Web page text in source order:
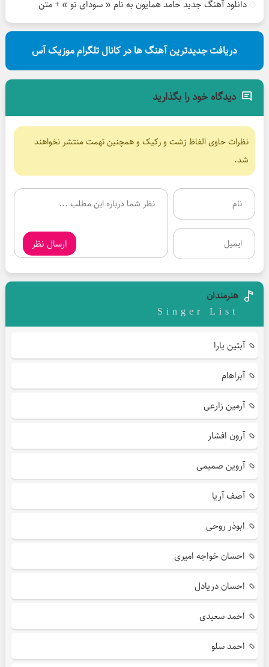
دانلود آهنگ جدید حامد همایون به نام « سودای تو » + متن
دریافت جدیدترین آهنگ ها در کانال تلگرام موزیک آس
دیدگاه خود را بگذارید
نظرات حاوی الفاظ زشت و رکیک و همچنین تهمت منتشر نخواهند
شد.
ارسال نظر
هنرمندان
Singer List
آبتین یارا
آبراهام
آرمین زارعی
آرون افشار
آروین صمیمی
آصف آریا
ابوذر روحی
احسان خواجه امیری
احسان دریادل
احمد سعیدی
احمد سلو